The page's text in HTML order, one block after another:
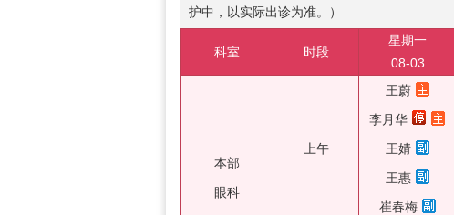
护中，以实际出诊为准。）
科室 时段
星期一
08-03
本部
眼科
上午
王蔚
李月华
王婧
王惠
崔春梅